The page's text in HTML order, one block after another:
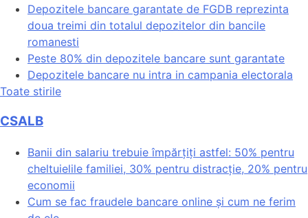
Depozitele bancare garantate de FGDB reprezinta
doua treimi din totalul depozitelor din bancile
romanesti
Peste 80% din depozitele bancare sunt garantate
Depozitele bancare nu intra in campania electorala
Toate stirile
CSALB
Banii din salariu trebuie împărțiți astfel: 50% pentru
cheltuielile familiei, 30% pentru distracție, 20% pentru
economii
Cum se fac fraudele bancare online și cum ne ferim